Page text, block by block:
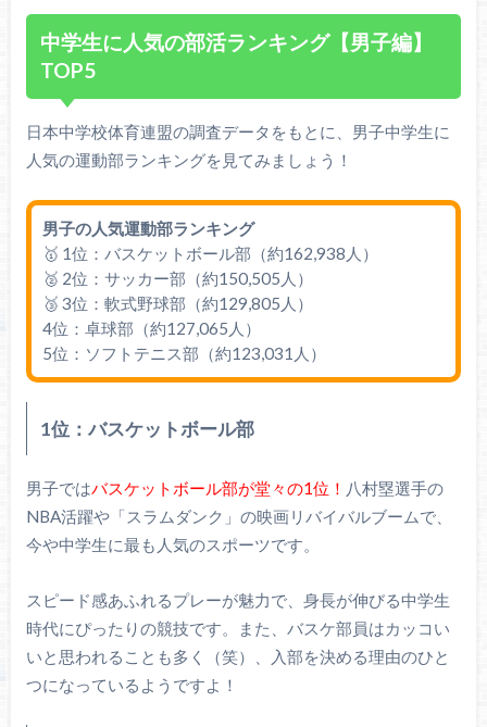
中学生に人気の部活ランキング【男子編】
TOP5
日本中学校体育連盟の調査データをもとに、男子中学生に
人気の運動部ランキングを見てみましょう！
男子の人気運動部ランキング
🥇 1位：バスケットボール部（約162,938人）
🥈 2位：サッカー部（約150,505人）
🥉 3位：軟式野球部（約129,805人）
4位：卓球部（約127,065人）
5位：ソフトテニス部（約123,031人）
1位：バスケットボール部
男子ではバスケットボール部が堂々の1位！ 八村塁選手の
NBA活躍や「スラムダンク」の映画リバイバルブームで、
今や中学生に最も人気のスポーツです。
スピード感あふれるプレーが魅力で、身長が伸びる中学生
時代にぴったりの競技です。また、バスケ部員はカッコい
いと思われることも多く（笑）、入部を決める理由のひと
つになっているようですよ！